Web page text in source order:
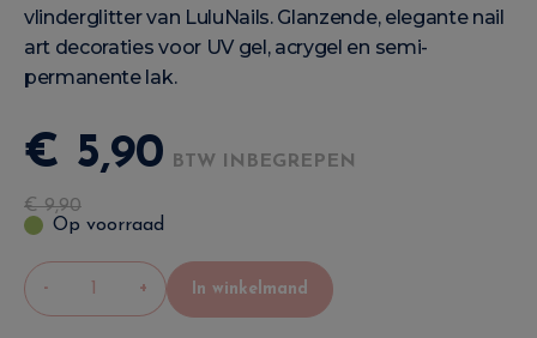
vlinderglitter van LuluNails. Glanzende, elegante nail
art decoraties voor UV gel, acrygel en semi-
permanente lak.
€ 5,90 BTW INBEGREPEN
€9,90
Op voorraad
- + In winkelmand